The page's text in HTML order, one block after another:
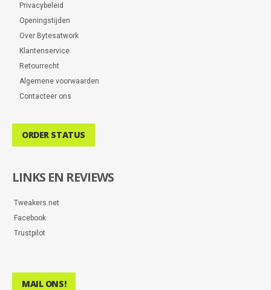
Privacybeleid
Openingstijden
Over Bytesatwork
Klantenservice
Retourrecht
Algemene voorwaarden
Contacteer ons
ORDER STATUS
LINKS EN REVIEWS
Tweakers.net
Facebook
Trustpilot
MAIL ONS!